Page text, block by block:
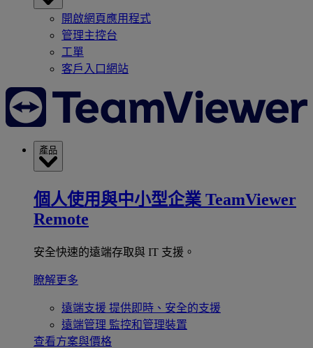
開啟網頁應用程式
管理主控台
工單
客戶入口網站
產品
個人使用與中小型企業 TeamViewer
Remote
安全快速的遠端存取與 IT 支援。
瞭解更多
遠端支援 提供即時、安全的支援
遠端管理 監控和管理裝置
查看方案與價格